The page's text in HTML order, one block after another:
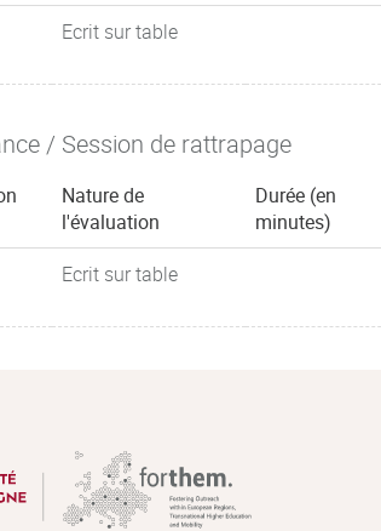
Ecrit sur table
/ Session de rattrapage
Nature de
l'évaluation
Durée (en
minutes)
Ecrit sur table